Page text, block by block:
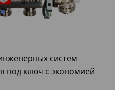
систем
под ключ с экономией